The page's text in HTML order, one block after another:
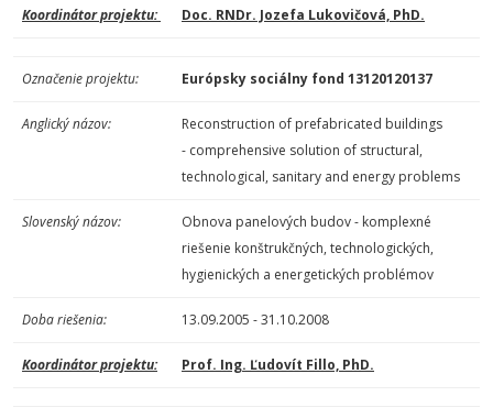
Koordinátor projektu: Doc. RNDr. Jozefa Lukovičová, PhD.
Označenie projektu: Európsky sociálny fond 13120120137
Anglický názov:
Reconstruction of prefabricated buildings
- comprehensive solution of structural,
technological, sanitary and energy problems
Slovenský názov:
Obnova panelových budov - komplexné
riešenie konštrukčných, technologických,
hygienických a energetických problémov
Doba riešenia: 13.09.2005 - 31.10.2008
Koordinátor projektu: Prof. Ing. Ľudovít Fillo, PhD.